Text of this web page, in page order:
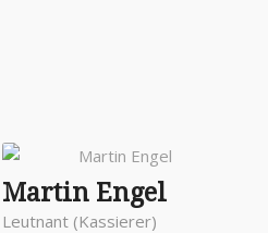
Martin Engel
Leutnant (Kassierer)